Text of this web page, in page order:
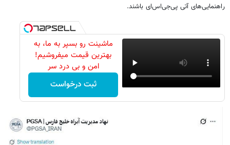
راهنمایی‌های آتی پی‌جی‌اس‌ای باشند.
ماشینت رو بسپر به ما، به
بهترین قیمت میفروشیم!
امن و بی درد سر
ثبت درخواست